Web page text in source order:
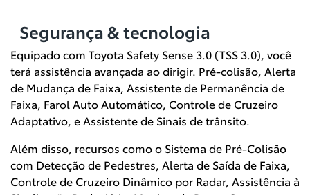
Segurança & tecnologia
Equipado com Toyota Safety Sense 3.0 (TSS 3.0), você
terá assistência avançada ao dirigir. Pré-colisão, Alerta
de Mudança de Faixa, Assistente de Permanência de
Faixa, Farol Auto Automático, Controle de Cruzeiro
Adaptativo, e Assistente de Sinais de trânsito.
Além disso, recursos como o Sistema de Pré-Colisão
com Detecção de Pedestres, Alerta de Saída de Faixa,
Controle de Cruzeiro Dinâmico por Radar, Assistência à